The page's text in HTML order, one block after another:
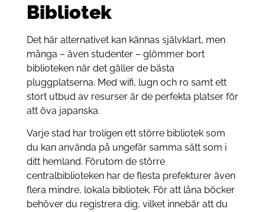
Bibliotek
Det här alternativet kan kännas självklart, men
många – även studenter – glömmer bort
biblioteken när det gäller de bästa
pluggplatserna. Med wifi, lugn och ro samt ett
stort utbud av resurser är de perfekta platser för
att öva japanska.
Varje stad har troligen ett större bibliotek som
du kan använda på ungefär samma sätt som i
ditt hemland. Förutom de större
centralbiblioteken har de flesta prefekturer även
flera mindre, lokala bibliotek. För att låna böcker
behöver du registrera dig, vilket innebär att du